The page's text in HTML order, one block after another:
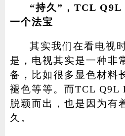
“持久”，TCL Q9L
一个法宝
其实我们在看电视
是，电视其实是一种非
备，比如很多显色材料
褪色等等。而TCL Q9L
脱颖而出，也是因为有
久。